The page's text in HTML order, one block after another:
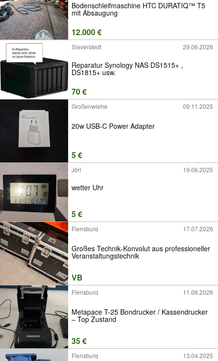
Bodenschleifmaschine HTC DURATIQ™ T5
mit Absaugung
12.000 €
Sieverstedt 29.06.2026
Reparatur Synology NAS DS1515+ ,
DS1815+ usw.
70 €
Großenwiehe 09.11.2025
20w USB-C Power Adapter
5 €
Jörl 19.06.2025
wetter Uhr
5 €
Flensburg 17.07.2026
Großes Technik‑Konvolut aus professioneller
Veranstaltungstechnik
VB
Flensburg 11.06.2026
Metapace T-25 Bondrucker / Kassendrucker
– Top Zustand
35 €
Flensburg 13.04.2025